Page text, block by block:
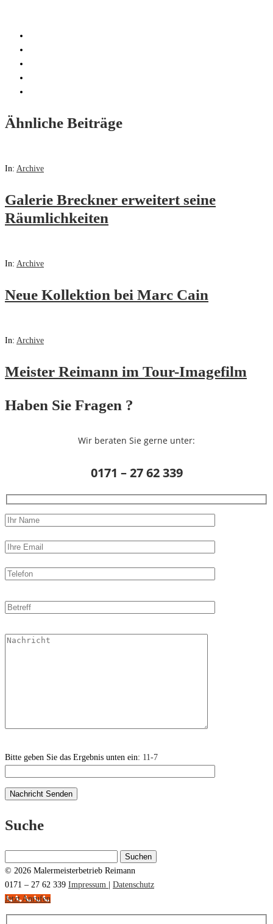
Ähnliche Beiträge
In: Archive
Galerie Breckner erweitert seine
Räumlichkeiten
In: Archive
Neue Kollektion bei Marc Cain
In: Archive
Meister Reimann im Tour-Imagefilm
Haben Sie Fragen ?
Wir beraten Sie gerne unter:
0171 – 27 62 339
Bitte geben Sie das Ergebnis unten ein: 11-7
Suche
nach:
© 2026 Malermeisterbetrieb Reimann
0171 – 27 62 339 Impressum
Datenschutz
Jetzt Anrufen